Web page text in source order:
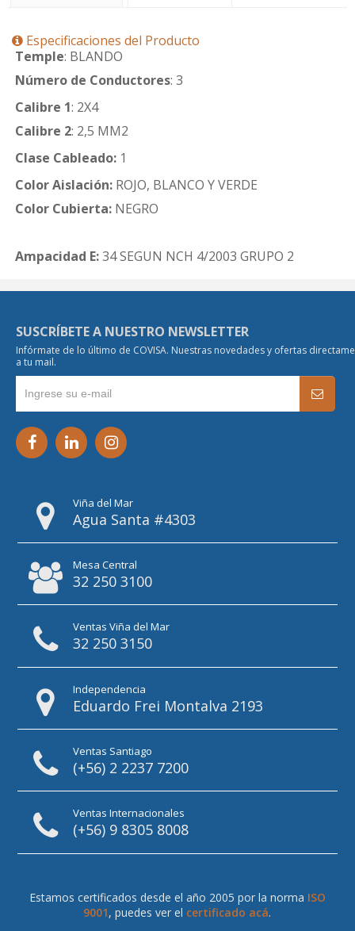
Especificaciones del Producto
Temple: BLANDO
Número de Conductores: 3
Calibre 1: 2X4
Calibre 2: 2,5 MM2
Clase Cableado: 1
Color Aislación: ROJO, BLANCO Y VERDE
Color Cubierta: NEGRO
Ampacidad E:34 SEGUN NCH 4/2003 GRUPO 2
SUSCRÍBETE A NUESTRO NEWSLETTER
Infórmate de lo último de COVISA. Nuestras novedades y ofertas
a tu mail.
Viña del Mar
Agua Santa #4303
Mesa Central
32 250 3100
Ventas Viña del Mar
32 250 3150
Independencia
Eduardo Frei Montalva 2193
Ventas Santiago
(+56) 2 2237 7200
Ventas Internacionales
(+56) 9 8305 8008
Estamos certificados desde el año 2005 por la norma ISO
9001, puedes ver el certificado acá.